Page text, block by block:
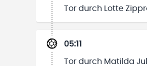
Tor durch Lotte
05:11
Tor durch Matilda